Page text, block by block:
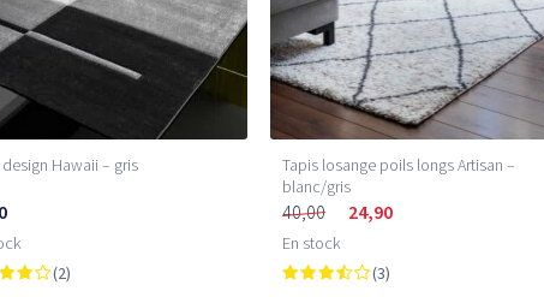
Hawaii – gris
(2)
Tapis losange poils longs Artisan –
blanc/gris
40,00 24,90
En stock
(3)